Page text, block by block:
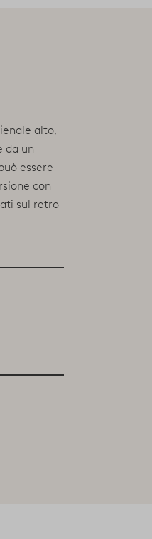
alto,
da un
essere
con
sul retro